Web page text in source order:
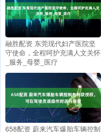
融胜配资 东莞现代妇产医院坚
守使命，全程呵护充满人文关怀
_服务_母婴_医疗
658配资 蔚来汽车爆胎车辆控制